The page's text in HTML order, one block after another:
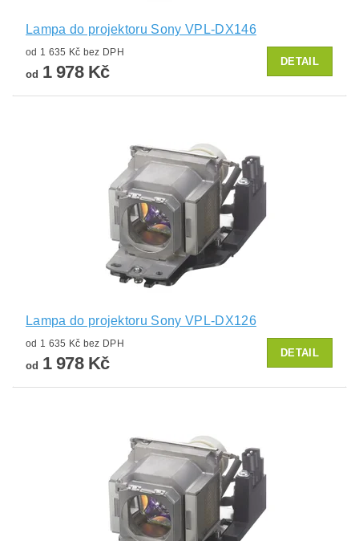
Lampa do projektoru Sony VPL-DX146
od 1 635 Kč bez DPH
od 1 978 Kč
DETAIL
Lampa do projektoru Sony VPL-DX126
od 1 635 Kč bez DPH
od 1 978 Kč
DETAIL